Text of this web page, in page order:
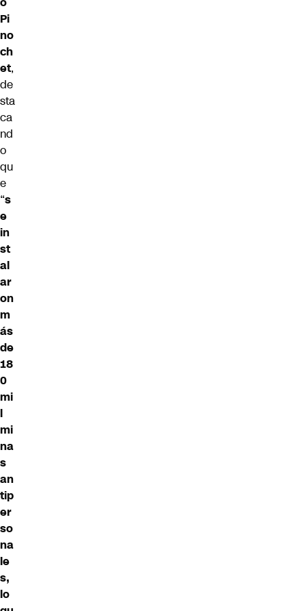
Pi
no
ch
et,
de
sta
ca
nd
o
qu
e
“s
e
in
st
al
ar
on
m
ás
de
18
0
mi
l
mi
na
s
an
tip
er
so
na
le
s,
lo